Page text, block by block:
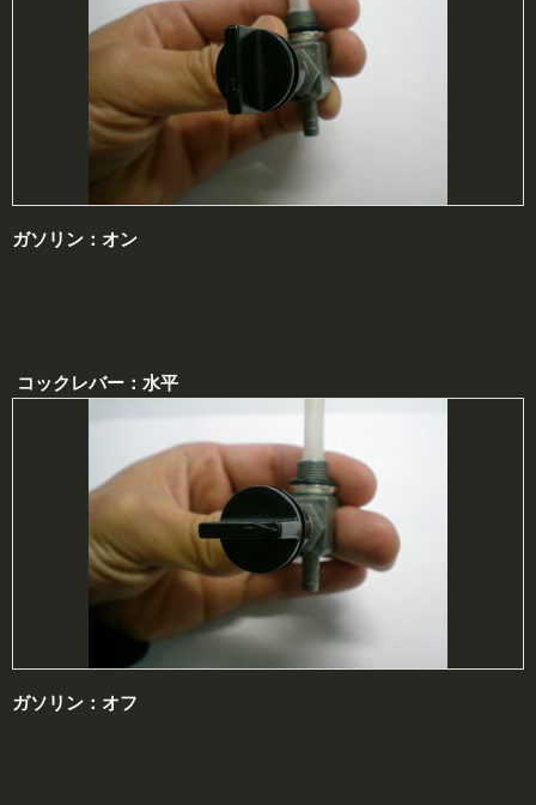
ガソリン： オン
コックレバー：水平
ガソリン： オフ